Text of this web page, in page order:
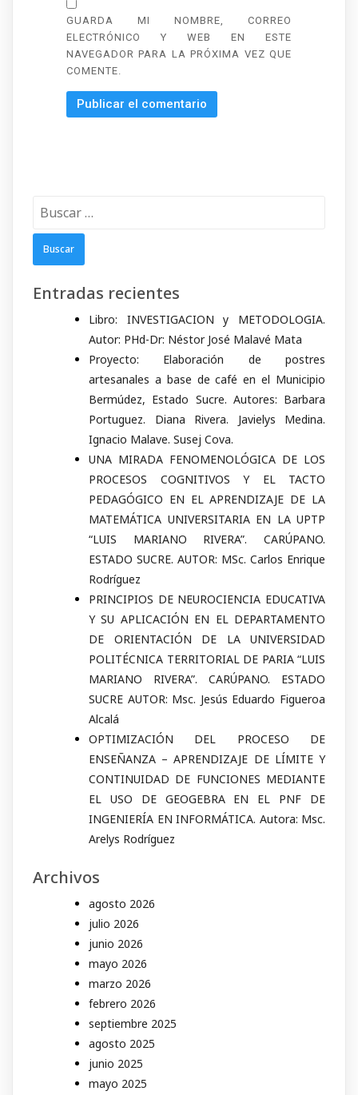
GUARDA MI NOMBRE, CORREO
ELECTRÓNICO Y WEB EN ESTE
NAVEGADOR PARA LA PRÓXIMA VEZ QUE
COMENTE.
Entradas recientes
Libro: INVESTIGACION y METODOLOGIA.
Autor: PHd-Dr: Néstor José Malavé Mata
Proyecto: Elaboración de postres
artesanales a base de café en el Municipio
Bermúdez, Estado Sucre. Autores: Barbara
Portuguez. Diana Rivera. Javielys Medina.
Ignacio Malave. Susej Cova.
UNA MIRADA FENOMENOLÓGICA DE LOS
PROCESOS COGNITIVOS Y EL TACTO
PEDAGÓGICO EN EL APRENDIZAJE DE LA
MATEMÁTICA UNIVERSITARIA EN LA UPTP
“LUIS MARIANO RIVERA”. CARÚPANO.
ESTADO SUCRE. AUTOR: MSc. Carlos Enrique
Rodríguez
PRINCIPIOS DE NEUROCIENCIA EDUCATIVA
Y SU APLICACIÓN EN EL DEPARTAMENTO
DE ORIENTACIÓN DE LA UNIVERSIDAD
POLITÉCNICA TERRITORIAL DE PARIA “LUIS
MARIANO RIVERA”. CARÚPANO. ESTADO
SUCRE AUTOR: Msc. Jesús Eduardo Figueroa
Alcalá
OPTIMIZACIÓN DEL PROCESO DE
ENSEÑANZA – APRENDIZAJE DE LÍMITE Y
CONTINUIDAD DE FUNCIONES MEDIANTE
EL USO DE GEOGEBRA EN EL PNF DE
INGENIERÍA EN INFORMÁTICA. Autora: Msc.
Arelys Rodríguez
Archivos
agosto 2026
julio 2026
junio 2026
mayo 2026
marzo 2026
febrero 2026
septiembre 2025
agosto 2025
junio 2025
mayo 2025